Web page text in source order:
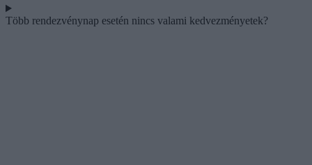
Több rendezvénynap esetén nincs valami kedvezményetek?